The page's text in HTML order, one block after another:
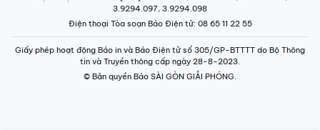
3.9294.097, 3.9294.098
Điện thoại Tòa soạn Báo Điện tử: 08 65 11 22 55
Giấy phép hoạt động Báo in và Báo Điện tử số 305/GP-BTTTT do Bộ Thông
tin và Truyền thông cấp ngày 28-8-2023.
© Bản quyền Báo SÀI GÒN GIẢI PHÓNG.